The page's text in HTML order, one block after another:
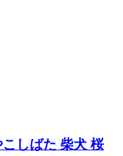
しばた 柴犬 桜